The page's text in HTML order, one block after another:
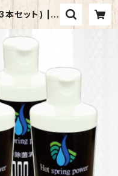
セット) | h